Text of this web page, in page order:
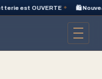
est OUVERTE ◆ 🛍️